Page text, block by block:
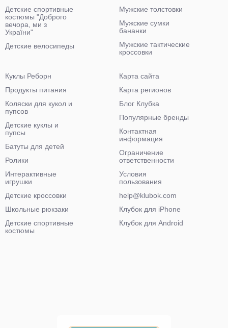
Детские спортивные
костюмы "Доброго
вечора, ми з
України"
Детские велосипеды
Мужские толстовки
Мужские сумки
бананки
Мужские тактические
кроссовки
Куклы Реборн
Продукты питания
Коляски для кукол и
пупсов
Детские куклы и
пупсы
Батуты для детей
Ролики
Интерактивные
игрушки
Детские кроссовки
Школьные рюкзаки
Детские спортивные
костюмы
Карта сайта
Карта регионов
Блог Клубка
Популярные бренды
Контактная
информация
Ограничение
ответственности
Условия
пользования
help@klubok.com
Клубок для iPhone
Клубок для Android